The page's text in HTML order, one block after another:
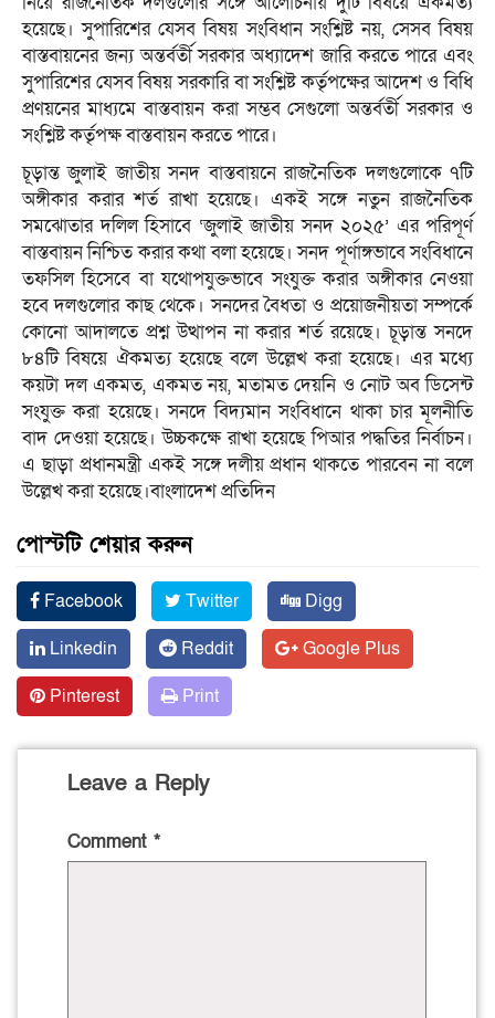
হয়েছে। সুপারিশের যেসব বিষয় সংবিধান সংশ্লিষ্ট নয়, সেসব বিষয়
বাস্তবায়নের জন্য অন্তর্বর্তী সরকার অধ্যাদেশ জারি করতে পারে এবং
সুপারিশের যেসব বিষয় সরকারি বা সংশ্লিষ্ট কর্তৃপক্ষের আদেশ ও বিধি
প্রণয়নের মাধ্যমে বাস্তবায়ন করা সম্ভব সেগুলো অন্তর্বর্তী সরকার ও
সংশ্লিষ্ট কর্তৃপক্ষ বাস্তবায়ন করতে পারে।
চূড়ান্ত জুলাই জাতীয় সনদ বাস্তবায়নে রাজনৈতিক দলগুলোকে ৭টি
অঙ্গীকার করার শর্ত রাখা হয়েছে। একই সঙ্গে নতুন রাজনৈতিক
সমঝোতার দলিল হিসাবে ‘জুলাই জাতীয় সনদ ২০২৫’ এর পরিপূর্ণ
বাস্তবায়ন নিশ্চিত করার কথা বলা হয়েছে। সনদ পূর্ণাঙ্গভাবে সংবিধানে
তফসিল হিসেবে বা যথোপযুক্তভাবে সংযুক্ত করার অঙ্গীকার নেওয়া
হবে দলগুলোর কাছ থেকে। সনদের বৈধতা ও প্রয়োজনীয়তা সম্পর্কে
কোনো আদালতে প্রশ্ন উত্থাপন না করার শর্ত রয়েছে। চূড়ান্ত সনদে
৮৪টি বিষয়ে ঐকমত্য হয়েছে বলে উল্লেখ করা হয়েছে। এর মধ্যে
কয়টা দল একমত, একমত নয়, মতামত দেয়নি ও নোট অব ডিসেন্ট
সংযুক্ত করা হয়েছে। সনদে বিদ্যমান সংবিধানে থাকা চার মূলনীতি
বাদ দেওয়া হয়েছে। উচ্চকক্ষে রাখা হয়েছে পিআর পদ্ধতির নির্বাচন।
এ ছাড়া প্রধানমন্ত্রী একই সঙ্গে দলীয় প্রধান থাকতে পারবেন না বলে
উল্লেখ করা হয়েছে।বাংলাদেশ প্রতিদিন
পোস্টটি শেয়ার করুন
Facebook Twitter
Digg
Linkedin
Reddit
Google Plus
Pinterest
Print
Leave a Reply
Comment *